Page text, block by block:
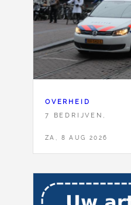
OVERHEID
7 BEDRIJVEN,
ZA, 8 AUG 2026